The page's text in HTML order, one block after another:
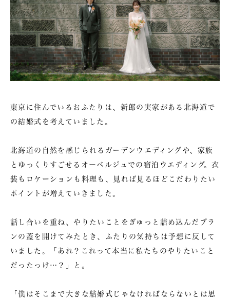
東京に住んでいるおふたりは、新郎の実家がある北海道で
の結婚式を考えていました。
北海道の自然を感じられるガーデンウエディングや、家族
とゆっくりすごせるオーベルジュでの宿泊ウエディング。衣
装もロケーションも料理も、見れば見るほどこだわりたい
ポイントが増えていきました。
話し合いを重ね、やりたいことをぎゅっと詰め込んだプラ
ンの蓋を開けてみたとき、ふたりの気持ちは予想に反して
いました。「あれ？これって本当に私たちのやりたいこと
だったっけ…？」と。
「僕はそこまで大きな結婚式じゃなければならないとは思